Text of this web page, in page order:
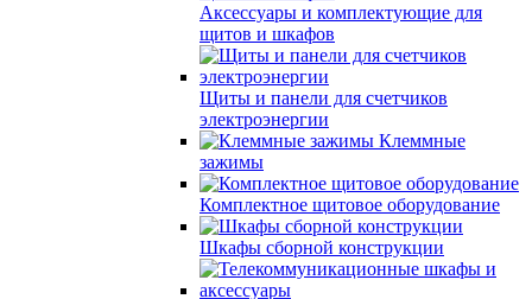
Аксессуары и комплектующие для
щитов и шкафов
Щиты и панели для счетчиков
электроэнергии
Клеммные
зажимы
Комплектное щитовое оборудование
Шкафы сборной конструкции